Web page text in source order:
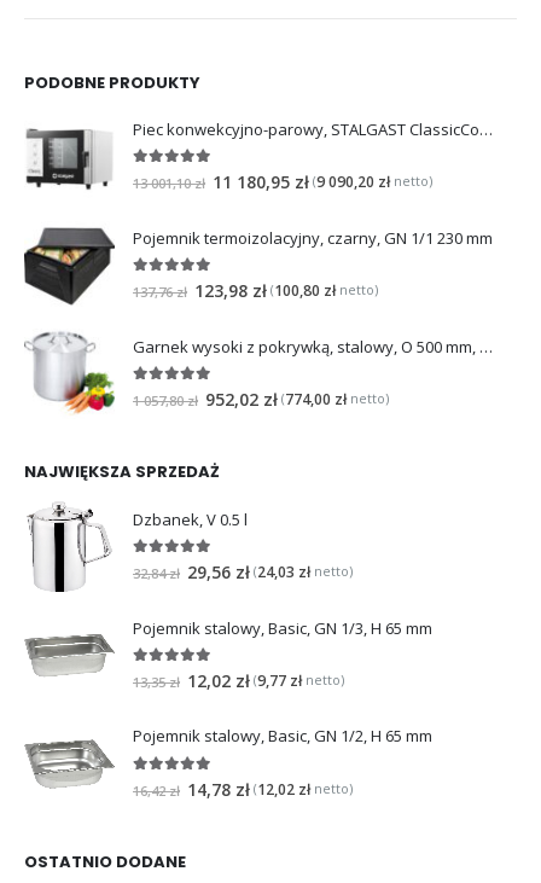
PODOBNE PRODUKTY
Piec konwekcyjno-parowy, STALGAST ClassicCook, manualny, 5xGN1/1, P 7.75 kW
13 001,10zł 11 180,95 zł (9 090,20 złnetto)
Pojemnik termoizolacyjny, czarny, GN 1/1 230 mm
na 5
137,76zł 123,98 zł (100,80 złnetto)
Garnek wysoki z pokrywką, stalowy, O 500 mm, V 98.2 l
1 057,80zł 952,02 zł (774,00 złnetto)
NAJWIĘKSZA SPRZEDAŻ
Dzbanek, V 0.5 l
na 5
32,84zł 29,56 zł (24,03 złnetto)
Pojemnik stalowy, Basic, GN 1/3, H 65 mm
na 5
13,35zł 12,02 zł (9,77 złnetto)
Pojemnik stalowy, Basic, GN 1/2, H 65 mm
na 5
16,42zł 14,78 zł (12,02 złnetto)
OSTATNIO DODANE